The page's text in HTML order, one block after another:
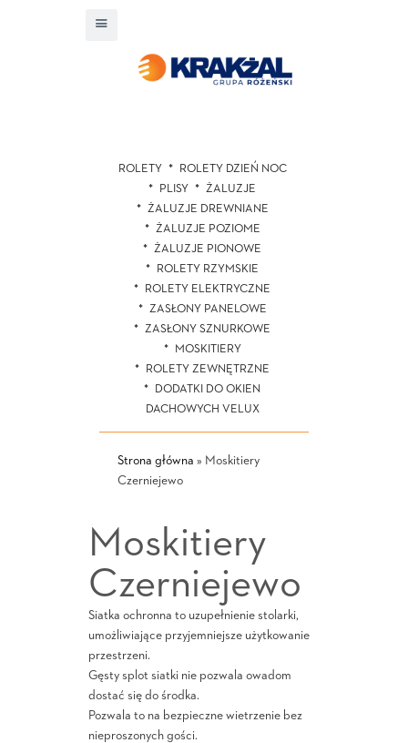
ROLETY
ROLETY DZIEŃ NOC
PLISY
ŻALUZJE
ŻALUZJE DREWNIANE
ŻALUZJE POZIOME
ŻALUZJE PIONOWE
ROLETY RZYMSKIE
ROLETY ELEKTRYCZNE
ZASŁONY PANELOWE
ZASŁONY SZNURKOWE
MOSKITIERY
ROLETY ZEWNĘTRZNE
DODATKI DO OKIEN
DACHOWYCH VELUX
Strona główna » Moskitiery
Czerniejewo
Moskitiery
Czerniejewo
Siatka ochronna to uzupełnienie stolarki,
umożliwiające przyjemniejsze użytkowanie
przestrzeni.
Gęsty splot siatki nie pozwala owadom
dostać się do środka.
Pozwala to na bezpieczne wietrzenie bez
nieproszonych gości.